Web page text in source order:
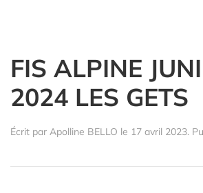
FIS ALPINE
2024 LES GETS
Écrit par Apolline BELLO le 17 avril 2023.